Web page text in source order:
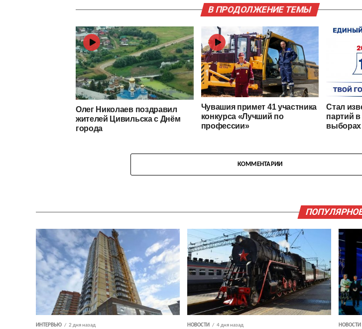
В ПРОДОЛЖЕНИЕ ТЕМЫ
Олег Николаев поздравил
жителей Цивильска с Днём
города
Чувашия примет 41 участника
конкурса «Лучший по
профессии»
Стал
партий
КОММЕНТАРИИ
ИНТЕРВЬЮ 2 дня назад НОВОСТИ 4 дня назад НОВОСТИ